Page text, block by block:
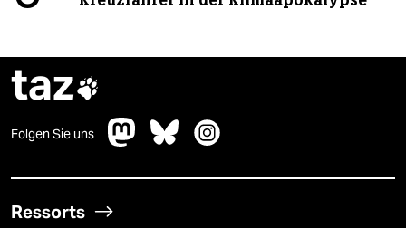
taz
Folgen Sie uns
Ressorts